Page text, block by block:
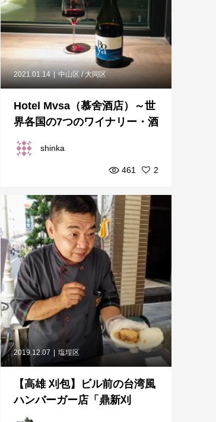
2021.01.14 中山区 / 大同区
Hotel Mvsa（慕舍酒店）～世
界各国の7つのワイナリー・酒
蔵と提携。台湾唯一のミシ...
shinka
461 2
2019.12.07 塩埕区
【高雄 刈包】ビル前の台湾風
ハンバーガー店「鼎新刈
包」〜小路散策で出会う高雄